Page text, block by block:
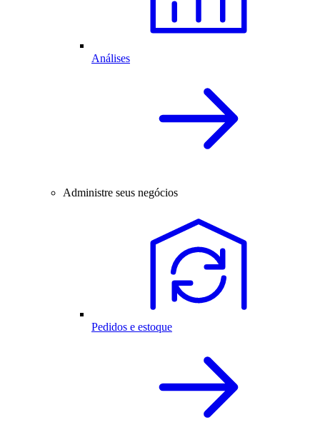
Análises
Administre seus negócios
Pedidos e estoque